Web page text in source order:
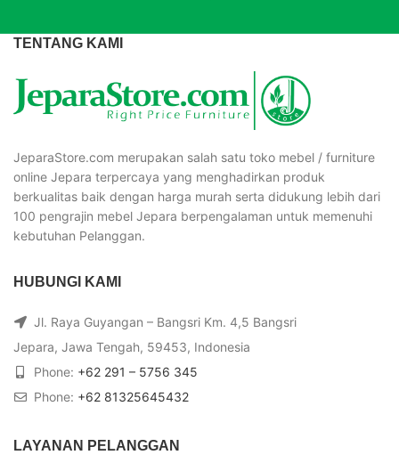
TENTANG KAMI
JeparaStore.com merupakan salah satu toko mebel / furniture
online Jepara terpercaya yang menghadirkan produk
berkualitas baik dengan harga murah serta didukung lebih dari
100 pengrajin mebel Jepara berpengalaman untuk memenuhi
kebutuhan Pelanggan.
HUBUNGI KAMI
Jl. Raya Guyangan – Bangsri Km. 4,5 Bangsri
Jepara, Jawa Tengah, 59453, Indonesia
Phone: +62 291 – 5756 345
Phone: +62 81325645432
LAYANAN PELANGGAN